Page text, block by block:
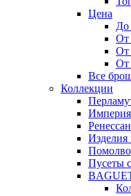
Цена
До
От
От
От
Все
Коллекции
Империя
Изделия
Пусеты